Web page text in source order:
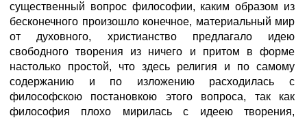
существенный вопрос философии, каким образом из
бесконечного произошло конечное, материальный мир
от духовного, христианство предлагало идею
свободного творения из ничего и притом в форме
настолько простой, что здесь религия и по самому
содержанию и по изложению расходилась с
философскою постановкою этого вопроса, так как
философия плохо мирилась с идеею творения,